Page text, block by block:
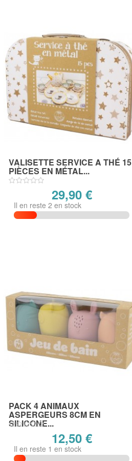
VALISETTE SERVICE A THÉ 15
PIÈCES EN MÉTAL...
29,90 €
Il en reste 2 en stock
PACK 4 ANIMAUX
ASPERGEURS 8CM EN
SILICONE...
12,50 €
Il en reste 1 en stock